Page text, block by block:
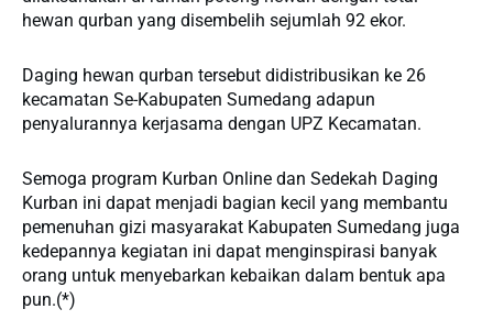
hewan qurban yang disembelih sejumlah 92 ekor.
Daging hewan qurban tersebut didistribusikan ke 26
kecamatan Se-Kabupaten Sumedang adapun
penyalurannya kerjasama dengan UPZ Kecamatan.
Semoga program Kurban Online dan Sedekah Daging
Kurban ini dapat menjadi bagian kecil yang membantu
pemenuhan gizi masyarakat Kabupaten Sumedang juga
kedepannya kegiatan ini dapat menginspirasi banyak
orang untuk menyebarkan kebaikan dalam bentuk apa
pun.(*)